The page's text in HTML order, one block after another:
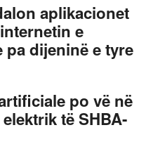
aplikacionet
e
pa dijeninë e tyre
po vë në
të SHBA-